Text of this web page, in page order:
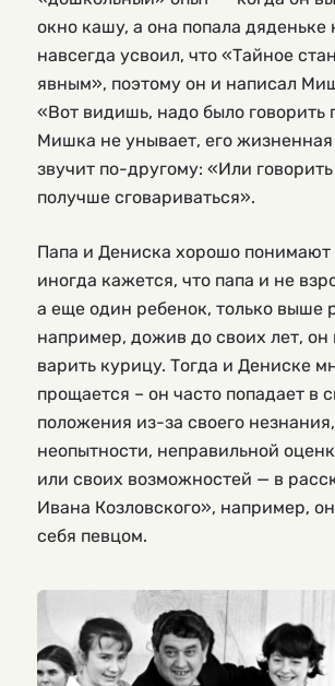
окно кашу, а она попала дяденьке
навсегда усвоил, что «Тайное
явным», поэтому он и написал
«Вот видишь, надо было говорить
Мишка не унывает, его
звучит по-другому: «Или
получше сговариваться».
Папа и Дениска хорошо понимают
иногда кажется, что папа и не
а еще один ребенок, только выше
например, дожив до своих лет, он
варить курицу. Тогда и Дениске
прощается – он часто попадает в
положения из-за своего незнания,
неопытности, неправильной
или своих возможностей — в
Ивана Козловского», например,
себя певцом.